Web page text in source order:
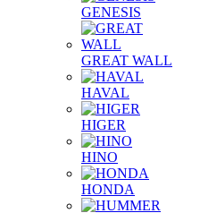
GENESIS
GREAT WALL
HAVAL
HIGER
HINO
HONDA